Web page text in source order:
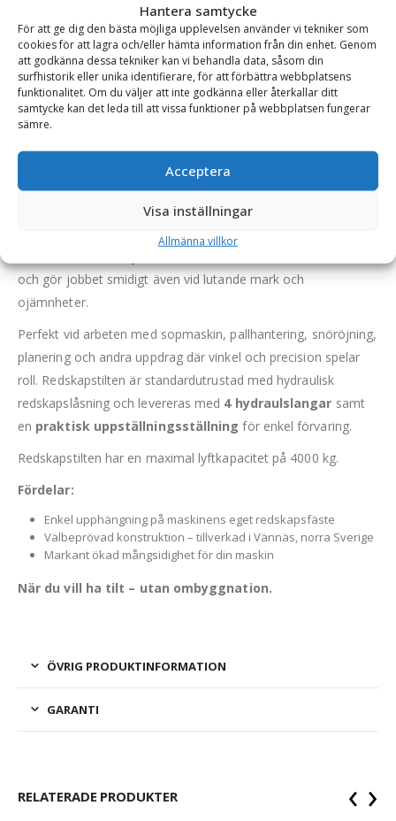
Hantera samtycke
För att ge dig den bästa möjliga upplevelsen använder vi tekniker som
cookies för att lagra och/eller hämta information från din enhet. Genom
att godkänna dessa tekniker kan vi behandla data, såsom din
surfhistorik eller unika identifierare, för att förbättra webbplatsens
funktionalitet. Om du väljer att inte godkänna eller återkallar ditt
samtycke kan det leda till att vissa funktioner på webbplatsen fungerar
sämre.
Acceptera
Visa inställningar
Allmänna villkor
BESKRIVNING
Redskapstilt 20° – adapter, för maskinvikt 1-7 ton, Euro
(maskinsida), Euro & SMS/Trima-kombi (redskapssida)
Flexibilitet på sekunder – redskapstilt i
adapterutförande.Med vår adapterbaserade redskapstilt
från Vännäs hänger du enkelt på tilten på maskinens befintliga
redskapsfäste – och är redo att jobba vidare med full
och gör jobbet smidigt även vid lutande mark och
ojämnheter.
Perfekt vid arbeten med sopmaskin, pallhantering, snöröjning,
planering och andra uppdrag där vinkel och precision spelar
roll. Redskapstilten är standardutrustad med hydraulisk
redskapslåsning och levereras med 4 hydraulslangar samt
en praktisk uppställningsställning för enkel förvaring.
Redskapstilten har en maximal lyftkapacitet på 4000 kg.
Fördelar:
Enkel upphängning på maskinens eget redskapsfäste
Välbeprövad konstruktion – tillverkad i Vännäs, norra Sverige
Markant ökad mångsidighet för din maskin
När du vill ha tilt – utan ombyggnation.
ÖVRIG PRODUKTINFORMATION
GARANTI
RELATERADE PRODUKTER ‹ ›